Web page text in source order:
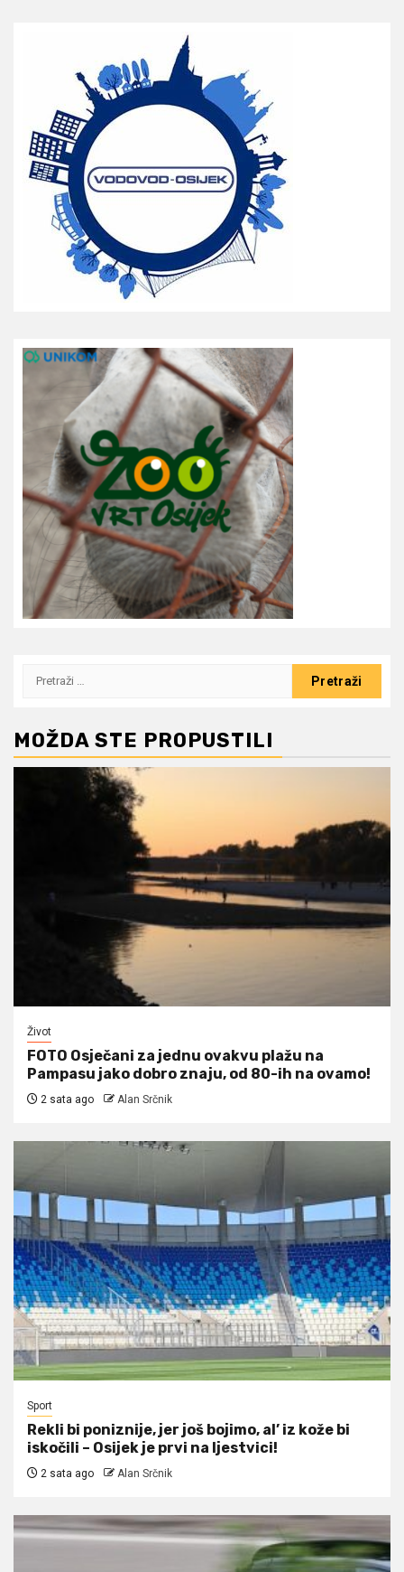
Pretraži:
MOŽDA STE PROPUSTILI
Život
FOTO Osječani za jednu ovakvu plažu na
Pampasu jako dobro znaju, od 80-ih na ovamo!
2 sata ago Alan Srčnik
Sport
Rekli bi poniznije, jer još bojimo, al’ iz kože bi
iskočili – Osijek je prvi na ljestvici!
2 sata ago Alan Srčnik